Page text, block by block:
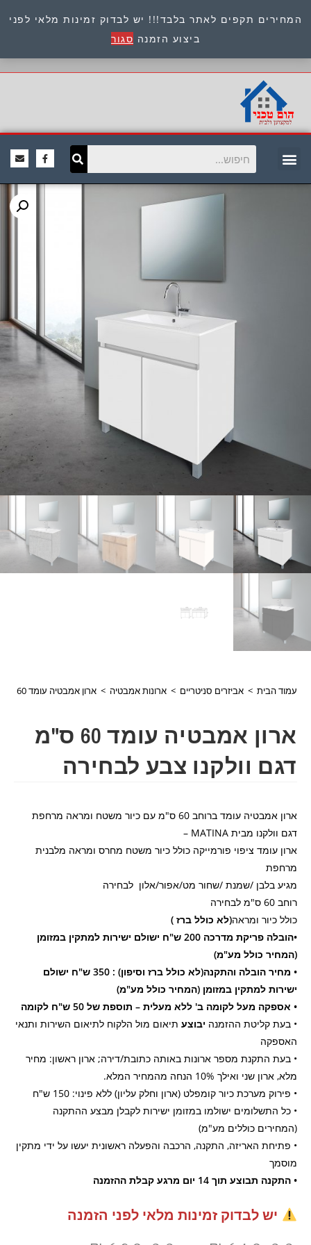
המחירים תקפים לאתר בלבד!!! יש לבדוק זמינות מלאי לפני
ביצוע הזמנה סגור
כתובת : היוזמים 9 אור יהודה שירות לקוחות 054-
8945722
עמוד הבית > אביזרים סניטריים > ארונות אמבטיה > ארון אמבטיה עומד 60 ס"מ דגם וולקנו צבע לבחירה
ארון אמבטיה עומד 60 ס"מ
דגם וולקנו צבע לבחירה
ארון אמבטיה עומד ברוחב 60 ס"מ עם כיור משטח ומראה מרחפת
דגם וולקנו מבית MATINA –
ארון עומד ציפוי פורמייקה כולל כיור משטח מחרס ומראה מלבנית
מרחפת
מגיע בלבן /שמנת /שחור מט/אפור/אלון לבחירה
רוחב 60 ס"מ לבחירה
כולל כיור ומראה(לא כולל ברז )
•הובלה פריקת מדרכה 200 ש"ח ישולם ישירות למתקין במזומן
(המחיר כולל מע"מ)
• מחיר הובלה והתקנה(לא כולל ברז וסיפון) : 350 ש"ח ישולם
ישירות למתקין במזומן (המחיר כולל מע"מ)
• אספקה מעל לקומה ב' ללא מעלית – תוספת של 50 ש"ח לקומה
• בעת קליטת ההזמנה יבוצע תיאום מול הלקוח לתיאום השירות ותנאי
האספקה
• בעת התקנת מספר ארונות באותה כתובת/דירה; ארון ראשון: מחיר
מלא, ארון שני ואילך 10% הנחה מהמחיר המלא.
• פירוק מערכת כיור קומפלט (ארון וחלק עליון) ללא פינוי: 150 ש"ח
• כל התשלומים ישולמו במזומן ישירות לקבלן מבצע ההתקנה
(המחירים כוללים מע"מ)
• פתיחת האריזה, התקנה, הרכבה והפעלה ראשונית יעשו על ידי מתקין
מוסמך
• התקנה תבוצע תוך 14 יום מרגע קבלת ההזמנה
יש לבדוק זמינות מלאי לפני הזמנה